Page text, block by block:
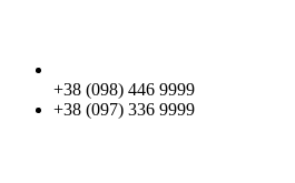
+38 (098) 446 9999
+38 (097) 336 9999